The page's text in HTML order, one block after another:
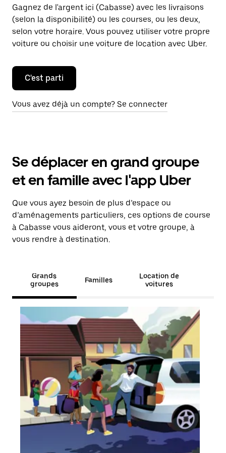
Gagnez de l'argent ici (Cabasse) avec les livraisons
(selon la disponibilité) ou les courses, ou les deux,
selon votre horaire. Vous pouvez utiliser votre propre
voiture ou choisir une voiture de location avec Uber.
C'est parti
Vous avez déjà un compte? Se connecter
Se déplacer en grand groupe
et en famille avec l'app Uber
Que vous ayez besoin de plus d’espace ou
d’aménagements particuliers, ces options de course
à Cabasse vous aideront, vous et votre groupe, à
vous rendre à destination.
Grands
groupes
Familles
Location de
voitures